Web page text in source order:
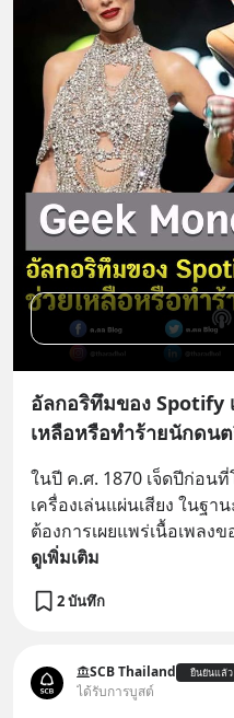
อัลกอริทึมของ Spotify
เหลือหรือทำร้ายนักดน
ในปี ค.ศ. 1870 เจ็ดปีก่อน
เครื่องเล่นแผ่นเสียง ในฐ
ต้องการเผยแพร่เนื้อเพล
ดูเพิ่มเติม
2 บันทึก
SCB Thailand ยืนยันแล้ว
ได้รับการบูสต์